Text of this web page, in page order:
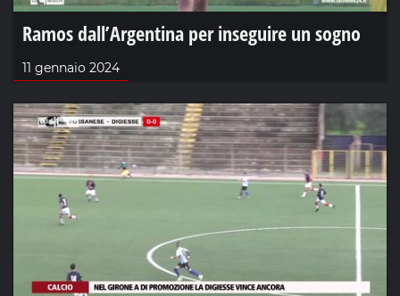
Ramos dall’Argentina per inseguire un sogno
11 gennaio 2024